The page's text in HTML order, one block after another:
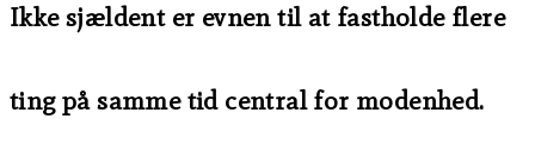
Ikke sjældent er evnen til at fastholde flere
ting på samme tid central for modenhed.